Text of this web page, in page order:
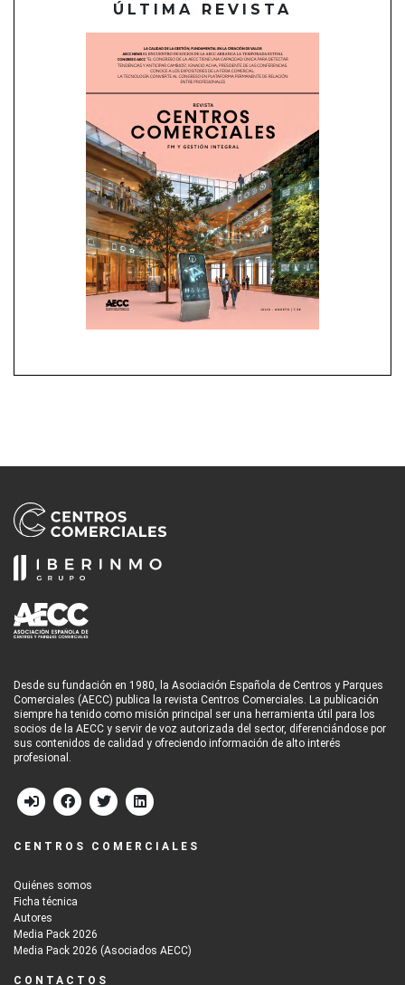
ÚLTIMA REVISTA
Desde su fundación en 1980, la Asociación Española de Centros y Parques
Comerciales (AECC) publica la revista Centros Comerciales. La publicación
siempre ha tenido como misión principal ser una herramienta útil para los
socios de la AECC y servir de voz autorizada del sector, diferenciándose por
sus contenidos de calidad y ofreciendo información de alto interés
profesional.
CENTROS COMERCIALES
Quiénes somos
Ficha técnica
Autores
Media Pack 2026
Media Pack 2026 (Asociados AECC)
CONTACTOS